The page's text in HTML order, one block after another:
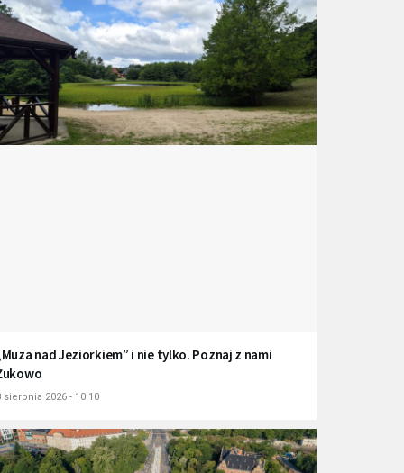
nad Jeziorkiem” i nie tylko. Poznaj z nami
sierpnia 2026 - 10:10